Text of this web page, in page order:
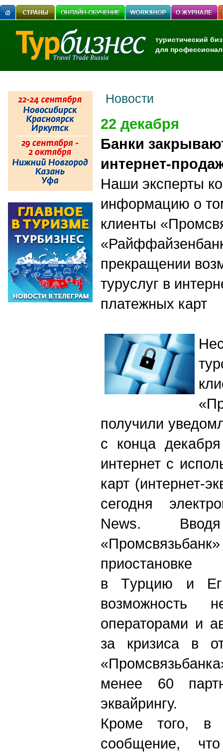
туристический
для
Новости
22 декабря
Банки
интернет-
Наши эксперты
информацию о
клиенты
прекращении
туруслуг в
платежных карт
получили
с конца
интернет с
карт (интернет-
сегодня
News. Вводя
приостановке
в Tурцию и
возможность
операторами и
за кризиса в
менее 60
эквайрингу.
Кроме того, в
сообщение,